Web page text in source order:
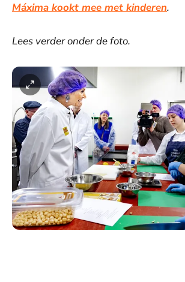
Máxima kookt mee met kinderen.
Lees verder onder de foto.